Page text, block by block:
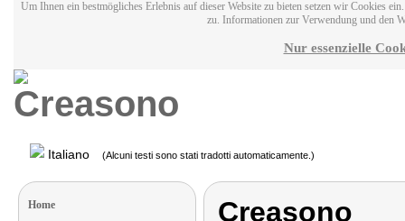
Um Ihnen ein bestmögliches Erlebnis auf dieser Website zu bieten setzen wir Cookies
zu. Informationen zur Verwendung und den
Nur essenzielle
Italiano (Alcuni testi sono stati tradotti automaticamente.)
Home Creasono